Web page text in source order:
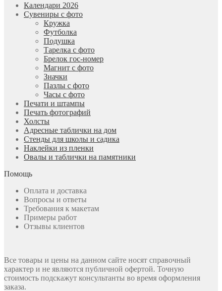
Календари 2026
Сувениры с фото
Кружка
Футболка
Подушка
Тарелка с фото
Брелок гос-номер
Магнит с фото
Значки
Пазлы с фото
Часы с фото
Печати и штампы
Печать фотографий
Холсты
Адресные таблички на дом
Стенды для школы и садика
Наклейки из пленки
Овалы и таблички на памятники
Помощь
Оплата и доставка
Вопросы и ответы
Требования к макетам
Примеры работ
Отзывы клиентов
Все товары и цены на данном сайте носят справочный
характер и не являются публичной офертой. Точную
стоимость подскажут консультанты во время оформления
заказа.